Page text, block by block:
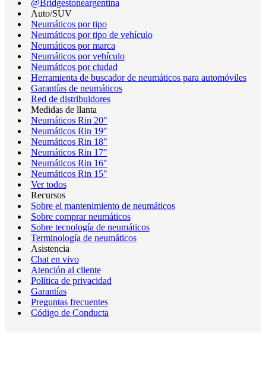
@Bridgestoneargentina
Auto/SUV
Neumáticos por tipo
Neumáticos por tipo de vehículo
Neumáticos por marca
Neumáticos por vehículo
Neumáticos por ciudad
Herramienta de buscador de neumáticos para automóviles
Garantías de neumáticos
Red de distribuidores
Medidas de llanta
Neumáticos Rin 20"
Neumáticos Rin 19"
Neumáticos Rin 18"
Neumáticos Rin 17"
Neumáticos Rin 16"
Neumáticos Rin 15"
Ver todos
Recursos
Sobre el mantenimiento de neumáticos
Sobre comprar neumáticos
Sobre tecnología de neumáticos
Terminología de neumáticos
Asistencia
Chat en vivo
Atención al cliente
Política de privacidad
Garantías
Preguntas frecuentes
Código de Conducta